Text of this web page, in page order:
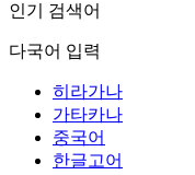
인기 검색어
다국어 입력
히라가나
가타카나
중국어
한글고어